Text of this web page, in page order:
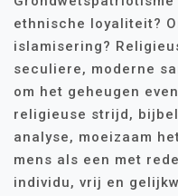
ethnische loyaliteit?
islamisering?
seculiere, moderne
om het geheugen
religieuse strijd,
analyse, moeizaam
mens als een met
individu, vrij en